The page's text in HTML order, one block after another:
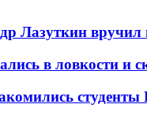
Лазуткин
в ловкости и
студенты